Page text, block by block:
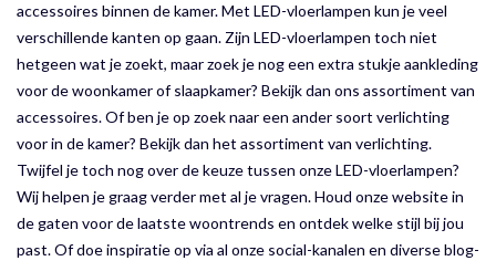
accessoires binnen de kamer. Met LED-vloerlampen kun je veel
verschillende kanten op gaan. Zijn LED-vloerlampen toch niet
hetgeen wat je zoekt, maar zoek je nog een extra stukje aankleding
voor de woonkamer of slaapkamer? Bekijk dan ons assortiment van
accessoires. Of ben je op zoek naar een ander soort verlichting
voor in de kamer? Bekijk dan het assortiment van verlichting.
Twijfel je toch nog over de keuze tussen onze LED-vloerlampen?
Wij helpen je graag verder met al je vragen. Houd onze website in
de gaten voor de laatste woontrends en ontdek welke stijl bij jou
past. Of doe inspiratie op via al onze social-kanalen en diverse blog-